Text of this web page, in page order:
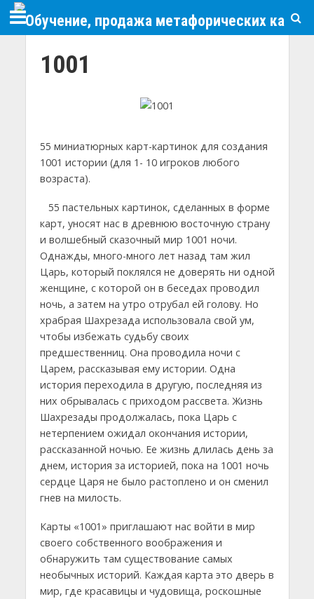
1001
55 миниатюрных карт-картинок для создания
1001 истории (для 1- 10 игроков любого
возраста).
55 пастельных картинок, сделанных в форме
карт, уносят нас в древнюю восточную страну
и волшебный сказочный мир 1001 ночи.
Однажды, много-много лет назад там жил
Царь, который поклялся не доверять ни одной
женщине, с которой он в беседах проводил
ночь, а затем на утро отрубал ей голову. Но
храбрая Шахрезада использовала свой ум,
чтобы избежать судьбу своих
предшественниц. Она проводила ночи с
Царем, рассказывая ему истории. Одна
история переходила в другую, последняя из
них обрывалась с приходом рассвета. Жизнь
Шахрезады продолжалась, пока Царь с
нетерпением ожидал окончания истории,
рассказанной ночью. Ее жизнь длилась день за
днем, история за историей, пока на 1001 ночь
сердце Царя не было растоплено и он сменил
гнев на милость.
Карты «1001» приглашают нас войти в мир
своего собственного воображения и
обнаружить там существование самых
необычных историй. Каждая карта это дверь в
мир, где красавицы и чудовища, роскошные